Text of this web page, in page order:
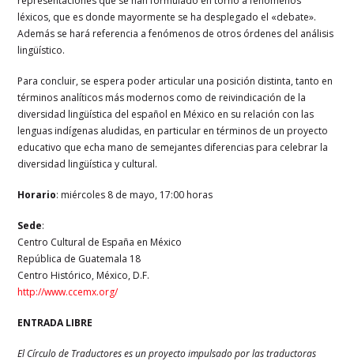
léxicos, que es donde mayormente se ha desplegado el «debate».
Además se hará referencia a fenómenos de otros órdenes del análisis
lingüístico.
Para concluir, se espera poder articular una posición distinta, tanto en
términos analíticos más modernos como de reivindicación de la
diversidad lingüística del español en México en su relación con las
lenguas indígenas aludidas, en particular en términos de un proyecto
educativo que echa mano de semejantes diferencias para celebrar la
diversidad lingüística y cultural.
Horario: miércoles 8 de mayo, 17:00 horas
Sede:
Centro Cultural de España en México
República de Guatemala 18
Centro Histórico, México, D.F.
http://www.ccemx.org/
ENTRADA LIBRE
El Círculo de Traductores es un proyecto impulsado por las traductoras